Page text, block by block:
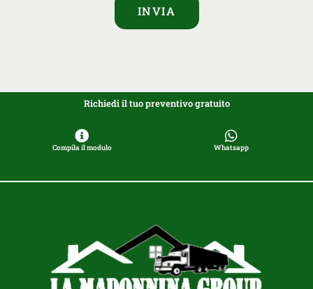
INVIA
Richiedi il tuo preventivo gratuito
Compila il modulo Whatsapp